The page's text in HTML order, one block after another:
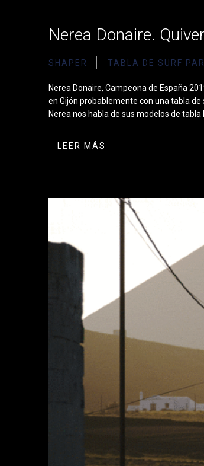
Nerea Donaire.
SHAPER TABLA DE SURF
Nerea Donaire, Campeona de España
en Gijón probablemente con una tabla
Nerea nos habla de sus modelos de
LEER MÁS